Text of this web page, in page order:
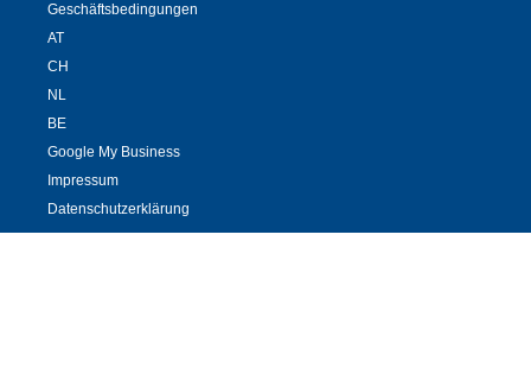
Geschäftsbedingungen
AT
CH
NL
BE
Google My Business
Impressum
Datenschutzerklärung